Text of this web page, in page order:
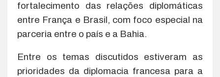
fortalecimento das relações diplomáticas
entre França e Brasil, com foco especial na
parceria entre o país e a Bahia.
Entre os temas discutidos estiveram as
prioridades da diplomacia francesa para a